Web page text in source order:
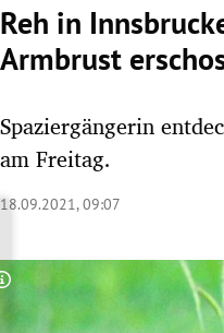
Untermenü
Reh in
Armbrust
Spaziergängerin
am Freitag.
18.09.2021, 09:07
Copyright-Hinweis öffnen/